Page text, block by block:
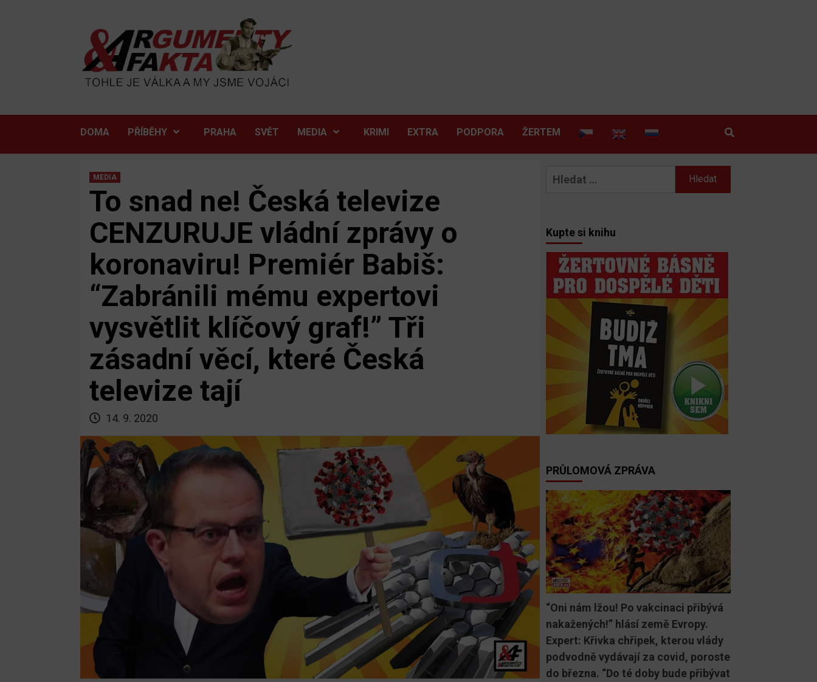
DOMA PŘÍBĚHY PRAHA SVĚT MEDIA KRIMI EXTRA PODPORA ŽERTEM
MEDIA
To snad ne! Česká televize
CENZURUJE vládní zprávy o
koronaviru! Premiér Babiš:
“Zabránili mému expertovi
vysvětlit klíčový graf!” Tři
zásadní věcí, které Česká
televize tají
14. 9. 2020
Vyhledávání
Kupte si knihu
PRŮLOMOVÁ ZPRÁVA
“Oni nám lžou! Po vakcinaci přibývá
nakažených!” hlásí země Evropy.
Expert: Křivka chřipek, kterou vlády
podvodně vydávají za covid, poroste
do března. “Do té doby bude přibývat